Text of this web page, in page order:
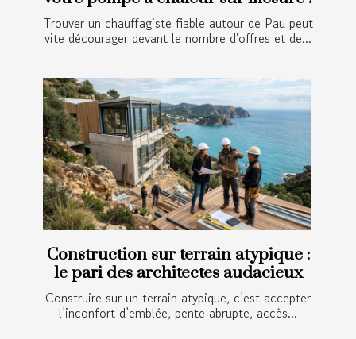
Trouver un chauffagiste fiable autour de Pau peut
vite décourager devant le nombre d'offres et de...
Construction sur terrain atypique :
le pari des architectes audacieux
Construire sur un terrain atypique, c’est accepter
l’inconfort d’emblée, pente abrupte, accès...